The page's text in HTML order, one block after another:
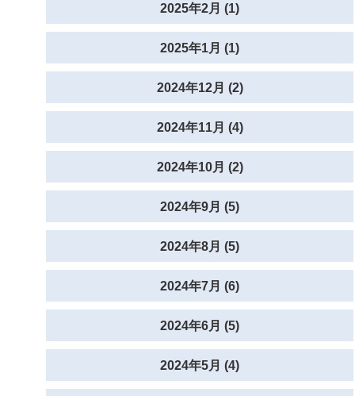
2025年2月 (1)
2025年1月 (1)
2024年12月 (2)
2024年11月 (4)
2024年10月 (2)
2024年9月 (5)
2024年8月 (5)
2024年7月 (6)
2024年6月 (5)
2024年5月 (4)